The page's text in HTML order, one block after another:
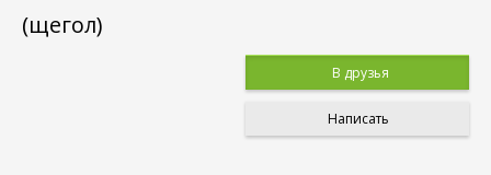
(щегол)
В друзья
Написать